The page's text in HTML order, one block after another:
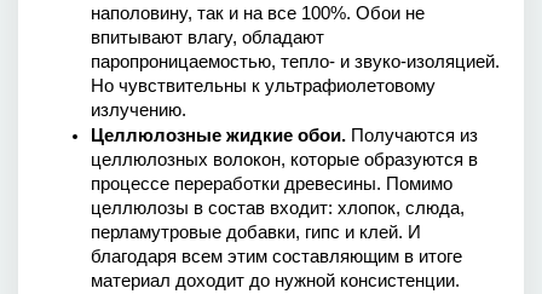
наполовину, так и на все 100%. Обои не
впитывают влагу, обладают
паропроницаемостью, тепло- и звуко-изоляцией.
Но чувствительны к ультрафиолетовому
излучению.
Целлюлозные жидкие обои. Получаются из
целлюлозных волокон, которые образуются в
процессе переработки древесины. Помимо
целлюлозы в состав входит: хлопок, слюда,
перламутровые добавки, гипс и клей. И
благодаря всем этим составляющим в итоге
материал доходит до нужной консистенции.